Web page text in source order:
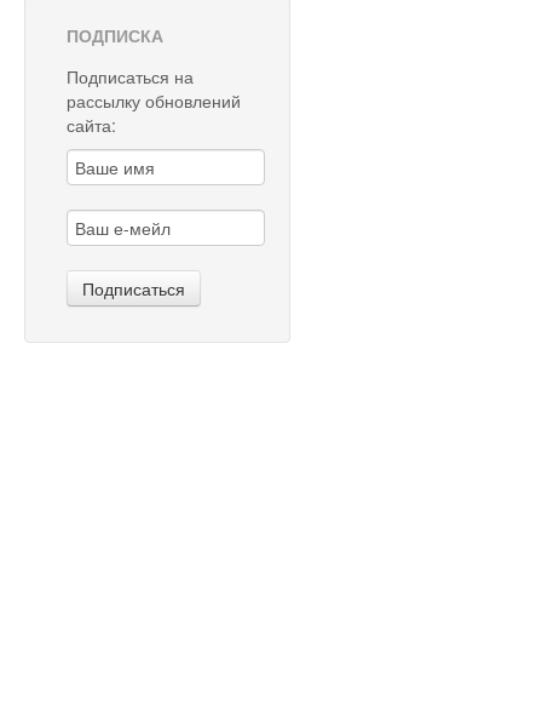
ПОДПИСКА
Подписаться на
рассылку обновлений
сайта: